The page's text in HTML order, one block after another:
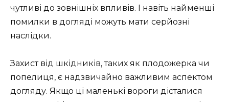
чутливі до зовнішніх впливів. І навіть найменші
помилки в догляді можуть мати серйозні
наслідки.
Захист від шкідників, таких як плодожерка чи
попелиця, є надзвичайно важливим аспектом
догляду. Якщо ці маленькі вороги дісталися